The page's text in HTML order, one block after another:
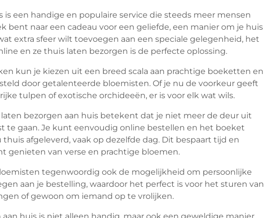
is een handige en populaire service die steeds meer mensen
bent naar een cadeau voor een geliefde, een manier om je huis
extra sfeer wilt toevoegen aan een speciale gelegenheid, het
en ze thuis laten bezorgen is de perfecte oplossing.
kun je kiezen uit een breed scala aan prachtige boeketten en
door getalenteerde bloemisten. Of je nu de voorkeur geeft
tulpen of exotische orchideeën, er is voor elk wat wils.
bezorgen aan huis betekent dat je niet meer de deur uit
te gaan. Je kunt eenvoudig online bestellen en het boeket
afgeleverd, vaak op dezelfde dag. Dit bespaart tijd en
genieten van verse en prachtige bloemen.
tegenwoordig ook de mogelijkheid om persoonlijke
aan je bestelling, waardoor het perfect is voor het sturen van
of gewoon om iemand op te vrolijken.